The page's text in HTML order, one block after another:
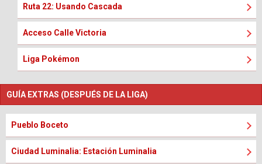
Ruta 22: Usando Cascada
Acceso Calle Victoria
Liga Pokémon
GUÍA EXTRAS (DESPUÉS DE LA LIGA)
Pueblo Boceto
Ciudad Luminalia: Estación Luminalia